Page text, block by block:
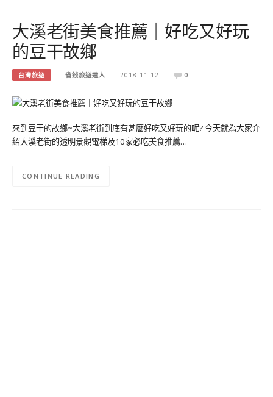
大溪老街美食推薦｜好吃又好玩
的豆干故鄉
台灣旅遊 省錢旅遊達人 2018-11-12 0
來到豆干的故鄉~大溪老街到底有甚麼好吃又好玩的呢? 今天就為大家介
紹大溪老街的透明景觀電梯及10家必吃美食推薦…
CONTINUE READING